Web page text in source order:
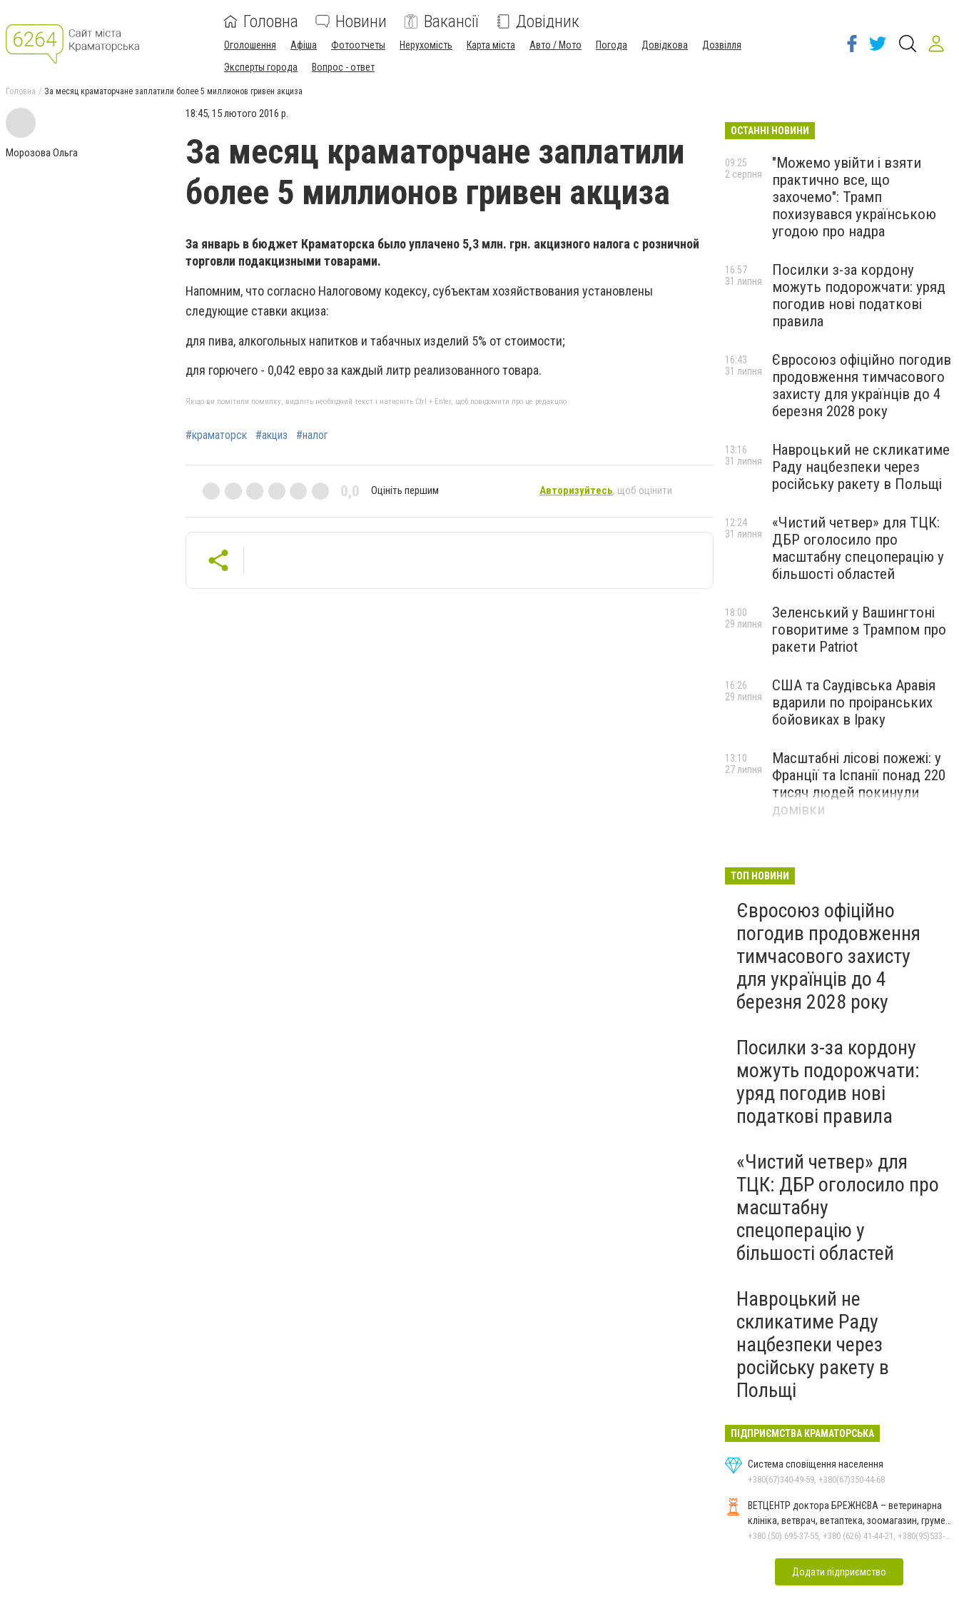
Головна Новини Вакансії Довідник
Оголошення Афіша Фотоотчеты Нерухомість Карта міста Авто / Мото Погода Довідкова
Дозвілля
Эксперты города
Вопрос - ответ
Головна За месяц краматорчане заплатили более 5 миллионов гривен акциза
Морозова Ольга
18:45, 15 лютого 2016 р.
За месяц краматорчане заплатили
более 5 миллионов гривен акциза
За январь в бюджет Краматорска было уплачено 5,3 млн. грн. акцизного налога с розничной
торговли подакцизными товарами.
Напомним, что согласно Налоговому кодексу, субъектам хозяйствования установлены
следующие ставки акциза:
для пива, алкогольных напитков и табачных изделий 5% от стоимости;
для горючего - 0,042 евро за каждый литр реализованного товара.
Якщо ви помітили помилку, виділіть необхідний текст і натисніть Ctrl + Enter, щоб повідомити про це редакцію
#краматорск #акциз #налог
0,0 Оцініть першим Авторизуйтесь, щоб оцінити
ОСТАННІ НОВИНИ
"Можемо увійти і взяти
практично все, що
захочемо": Трамп
похизувався українською
угодою про надра
09:25
2 серпня
Посилки з-за кордону
можуть подорожчати: уряд
погодив нові податкові
правила
16:57
31 липня
Євросоюз офіційно погодив
продовження тимчасового
захисту для українців до 4
березня 2028 року
16:43
31 липня
Навроцький не скликатиме
Раду нацбезпеки через
російську ракету в Польщі
13:16
31 липня
«Чистий четвер» для ТЦК:
ДБР оголосило про
масштабну спецоперацію у
більшості областей
12:24
31 липня
Зеленський у Вашингтоні
говоритиме з Трампом про
ракети Patriot
18:00
29 липня
США та Саудівська Аравія
вдарили по проіранських
бойовиках в Іраку
16:26
29 липня
Масштабні лісові пожежі: у
Франції та Іспанії понад 220
тисяч людей покинули
домівки
13:10
27 липня
ТОП НОВИНИ
Євросоюз офіційно
погодив продовження
тимчасового захисту
для українців до 4
березня 2028 року
Посилки з-за кордону
можуть подорожчати:
уряд погодив нові
податкові правила
«Чистий четвер» для
ТЦК: ДБР оголосило про
масштабну
спецоперацію у
більшості областей
Навроцький не
скликатиме Раду
нацбезпеки через
російську ракету в
Польщі
ПІДПРИЄМСТВА КРАМАТОРСЬКА
Система сповіщення населення
+380(67)340-49-59, +380(67)350-44-68
ВЕТЦЕНТР доктора БРЕЖНЄВА – ветеринарна
клініка, ветврач, ветаптека, зоомагазин, грумер,
стрижки.
+380 (50) 695-37-55, +380 (626) 41-44-21, +380(95)533-90-03
Додати підприємство